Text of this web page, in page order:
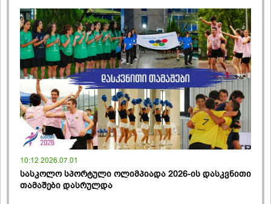
10:12 2026.07.01
სასკოლო სპორტული ოლიმპიადა 2026-ის დასკვნითი
თამაშები დასრულდა